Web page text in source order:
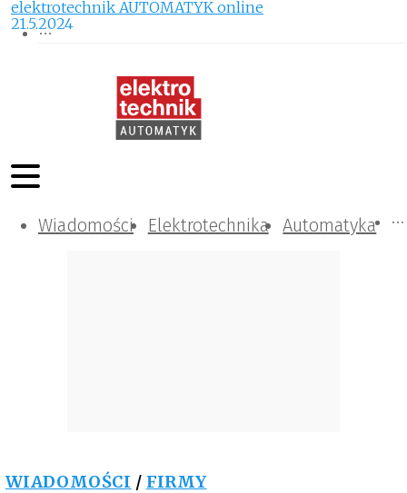
Wiadomości Elektrotechnika Automatyka
Komunikacja i IT
Kontrola
Tematy specjalne
WIADOMOŚCI / FIRMY
elektrotechnik AUTOMATYK online
21.5.2024